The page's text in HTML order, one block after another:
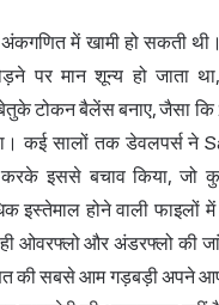
में खामी हो सकती
पर मान शून्य हो जाता
टोकन बैलेंस बनाए, जैसा
कई सालों तक डेवलपर्स ने
करके इससे बचाव किया,
इस्तेमाल होने वाली फाइलों
ओवरफ्लो और अंडरफ्लो की
की सबसे आम गड़बड़ी अपने आप